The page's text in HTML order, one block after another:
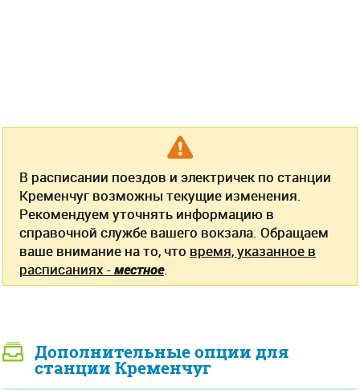
В расписании поездов и электричек по станции
Кременчуг возможны текущие изменения.
Рекомендуем уточнять информацию в
справочной службе вашего вокзала. Обращаем
ваше внимание на то, что время, указанное в
расписаниях -местное.
Дополнительные опции для
станции Кременчуг